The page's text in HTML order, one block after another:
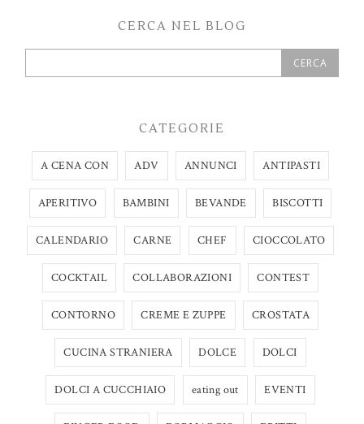
CERCA NEL BLOG
CATEGORIE
A CENA CON ADV ANNUNCI ANTIPASTI
APERITIVO BAMBINI BEVANDE BISCOTTI
CALENDARIO CARNE CHEF CIOCCOLATO
COCKTAIL COLLABORAZIONI CONTEST
CONTORNO CREME E ZUPPE CROSTATA
CUCINA STRANIERA DOLCE DOLCI
DOLCI A CUCCHIAIO eating out EVENTI